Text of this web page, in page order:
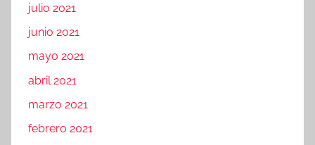
julio 2021
junio 2021
mayo 2021
abril 2021
marzo 2021
febrero 2021